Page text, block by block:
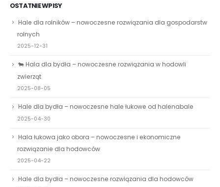
OSTATNIE WPISY
Hale dla rolników – nowoczesne rozwiązania dla gospodarstw
rolnych
2025-12-31
🐄 Hala dla bydła – nowoczesne rozwiązania w hodowli
zwierząt
2025-08-05
Hale dla bydła – nowoczesne hale łukowe od halenabale
2025-04-30
Hala łukowa jako obora – nowoczesne i ekonomiczne
rozwiązanie dla hodowców
2025-04-22
Hale dla bydła – nowoczesne rozwiązania dla hodowców